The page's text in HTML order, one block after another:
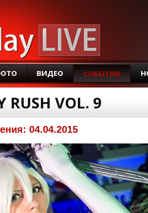
ВИДЕО СОБЫТИЯ
RUSH VOL. 9
04.04.2015